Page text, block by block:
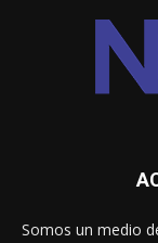
Somos un medio